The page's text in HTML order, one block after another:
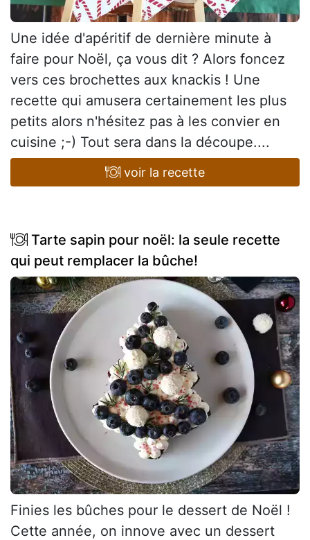
Une idée d'apéritif de dernière minute à
faire pour Noël, ça vous dit ? Alors foncez
vers ces brochettes aux knackis ! Une
recette qui amusera certainement les plus
petits alors n'hésitez pas à les convier en
cuisine ;-) Tout sera dans la découpe....
voir la recette
Tarte sapin pour noël: la seule recette
qui peut remplacer la bûche!
Finies les bûches pour le dessert de Noël !
Cette année, on innove avec un dessert